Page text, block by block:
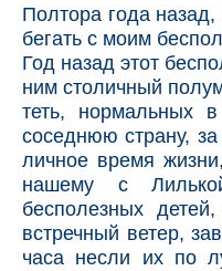
Полтора года
бегать с моим
Год назад этот
ним столичный
теть,
соседнюю страну,
личное время
нашему с
бесполезных
встречный ветер,
часа несли их по